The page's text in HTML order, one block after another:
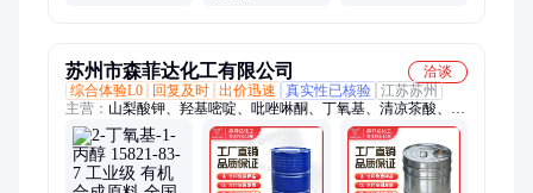
苏州市森菲达化工有限公司
洽谈
综合体验L0
回复及时 出价迅速 真实性已核验 江苏苏州
主营： 山梨酸钾、羟基嘧啶、吡唑啉酮、丁氧基、清凉茶酸、山
梨酸钙、磺酸苯基、叔丁基锂、双乙烯酮、基氨基锂、氯乙酰
氯、三正丁基、四羟甲基、乙酰苯胺、甲基苯基、氯羟吡啶、硫
酸磷脲